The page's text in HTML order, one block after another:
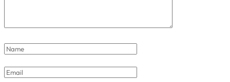
Name*
Email*